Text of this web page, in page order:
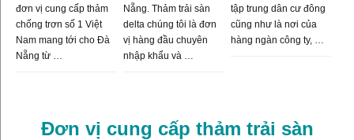
đơn vị cung cấp thảm
chống trơn số 1 Việt
Nam mang tới cho Đà
Nẵng từ …
Nẵng. Thảm trải sàn
delta chúng tôi là đơn
vị hàng đầu chuyên
nhập khẩu và …
tập trung dân cư đông
cũng như là nơi của
hàng ngàn công ty, …
Đơn vị cung cấp thảm trải sàn